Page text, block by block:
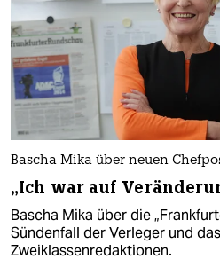
Bascha Mika über neuen
„Ich war auf
Bascha Mika über die
Sündenfall der Verleger und
Zweiklassenredaktionen.